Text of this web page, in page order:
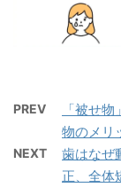
PREV
「被せ
物のメリ
NEXT
歯はなぜ
正、全体